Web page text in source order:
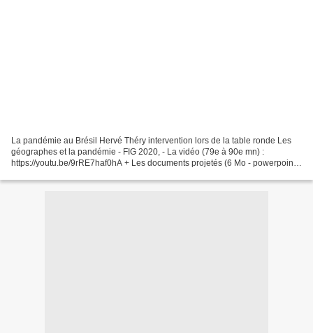
La pandémie au Brésil Hervé Théry intervention lors de la table ronde Les
géographes et la pandémie - FIG 2020, - La vidéo (79e à 90e mn) :
https://youtu.be/9rRE7haf0hA + Les documents projetés (6 Mo - powerpoint